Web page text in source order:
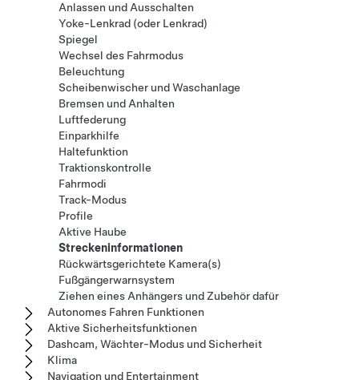
Anlassen und Ausschalten
Yoke-Lenkrad (oder Lenkrad)
Spiegel
Wechsel des Fahrmodus
Beleuchtung
Scheibenwischer und Waschanlage
Bremsen und Anhalten
Luftfederung
Einparkhilfe
Haltefunktion
Traktionskontrolle
Fahrmodi
Track-Modus
Profile
Aktive Haube
Streckeninformationen
Rückwärtsgerichtete Kamera(s)
Fußgängerwarnsystem
Ziehen eines Anhängers und Zubehör dafür
Autonomes Fahren Funktionen
Aktive Sicherheitsfunktionen
Dashcam, Wächter-Modus und Sicherheit
Klima
Navigation und Entertainment